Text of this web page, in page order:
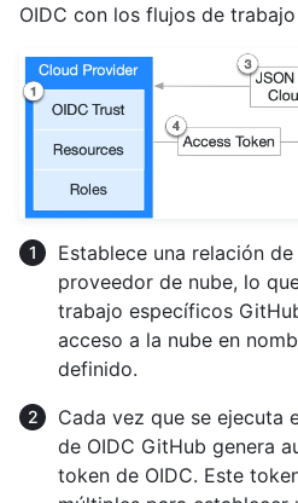
OIDC con los flujos de
Establece una relación
proveedor de nube, lo
trabajo específicos
acceso a la nube en
definido.
Cada vez que se ejecuta
de OIDC GitHub genera
token de OIDC. Este